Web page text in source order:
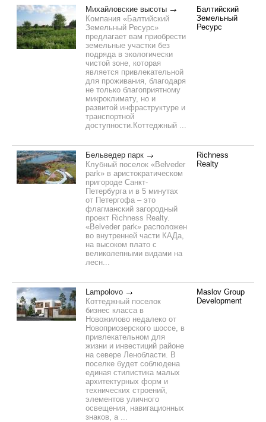
Михайловские высоты
Компания «Балтийский
Земельный Ресурс»
предлагает вам приобрести
земельные участки без
подряда в экологически
чистой зоне, которая
является привлекательной
для проживания, благодаря
не только благоприятному
микроклимату, но и
развитой инфраструктуре и
транспортной
доступности.Коттеджный ...
Балтийский
Земельный
Ресурс
Бельведер парк
Клубный поселок «Belveder
park» в аристократическом
пригороде Санкт-
Петербурга и в 5 минутах
от Петергофа – это
флагманский загородный
проект Richness Realty.
«Belveder park» расположен
во внутренней части КАДа,
на высоком плато с
великолепными видами на
лесн...
Richness
Realty
Lampolovo
Коттеджный поселок
бизнес класса в
Новожилово недалеко от
Новоприозерского шоссе, в
привлекательном для
жизни и инвестиций районе
на севере Ленобласти. В
поселке будет соблюдена
единая стилистика малых
архитектурных форм и
технических строений,
элементов уличного
освещения, навигационных
знаков, а ...
Maslov Group
Development